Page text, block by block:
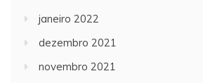
janeiro 2022
dezembro 2021
novembro 2021